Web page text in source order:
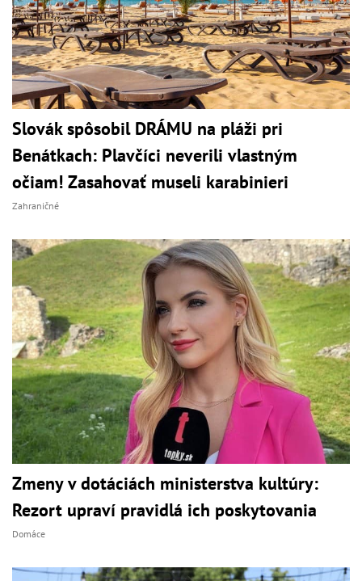
Slovák spôsobil DRÁMU na pláži pri
Benátkach: Plavčíci neverili vlastným
očiam! Zasahovať museli karabinieri
Zahraničné
Zmeny v dotáciách ministerstva kultúry:
Rezort upraví pravidlá ich poskytovania
Domáce